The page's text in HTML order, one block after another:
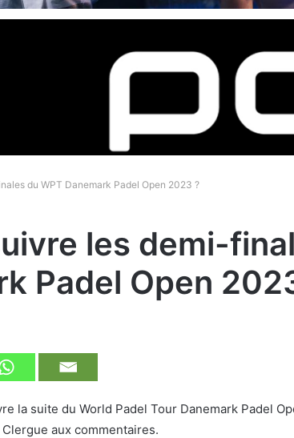
du WPT Danemark Padel Open 2023 ?
les demi-
Padel Open
la suite du World Padel Tour Danemark Padel
aux commentaires.